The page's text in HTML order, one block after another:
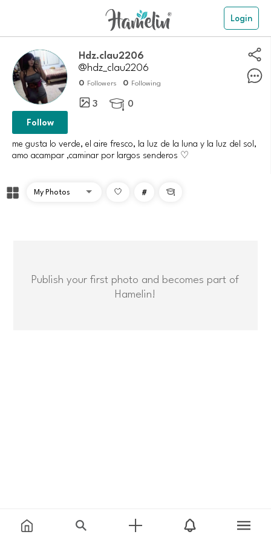
Login
Hdz.clau2206
@hdz_clau2206
0 Followers 0 Following
3  0
Follow
me gusta lo verde, el aire fresco, la luz de la luna y la luz del sol,
amo acampar ,caminar por largos senderos ♡
# 
Publish your first photo and becomes part of
Hamelin!